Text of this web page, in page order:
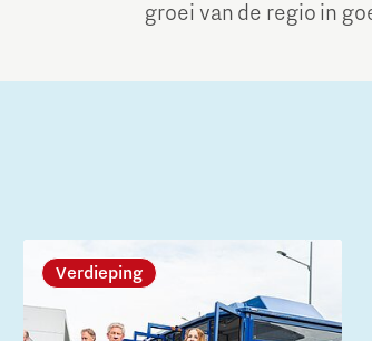
groei van de regio in
Verdieping